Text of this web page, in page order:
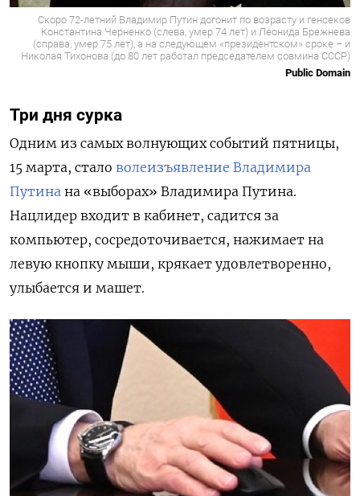
Скоро 72-летний Владимир Путин догонит по возрасту и генсеков
Константина Черненко (слева, умер 74 лет) и Леонида Брежнева
(справа, умер 75 лет), а на следующем «президентском» сроке – и
Николая Тихонова (до 80 лет работал председателем совмина СССР)
Public Domain
Три дня сурка
Одним из самых волнующих событий пятницы,
15 марта, стало волеизъявление Владимира
Путина на «выборах» Владимира Путина.
Нацлидер входит в кабинет, садится за
компьютер, сосредоточивается, нажимает на
левую кнопку мыши, крякает удовлетворенно,
улыбается и машет.